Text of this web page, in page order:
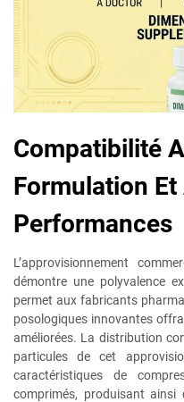
Compatibilité
Formulation
Performances
L’approvisionnement
démontre une polyvalence
permet aux fabricants
posologiques innovantes
améliorées. La distribution
particules de cet
caractéristiques de
comprimés, produisant ainsi